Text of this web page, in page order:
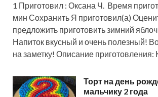
1 Приготовил : Оксана Ч. Время
мин Сохранить Я приготовил(а)
предложить приготовить зимний
Напиток вкусный и очень полезный!
на заметку! Описание приготовления:
Торт на день
мальчику 2 года